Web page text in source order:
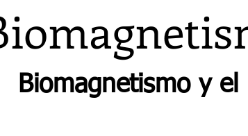
Biomagnetismo y